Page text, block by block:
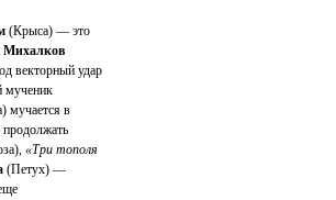
(Крыса) — это
Михалков
векторный удар
мученик
мучается в
«Три тополя
(Петух) —